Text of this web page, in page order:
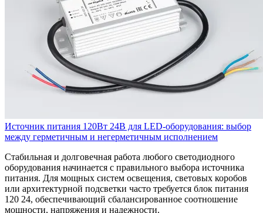
Источник питания 120Вт 24В для LED-оборудования: выбор
между герметичным и негерметичным исполнением
Стабильная и долговечная работа любого светодиодного
оборудования начинается с правильного выбора источника
питания. Для мощных систем освещения, световых коробов
или архитектурной подсветки часто требуется блок питания
120 24, обеспечивающий сбалансированное соотношение
мощности, напряжения и надежности.